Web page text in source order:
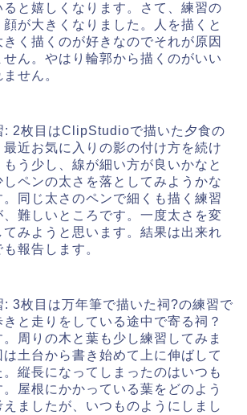
ると嬉しくなります。さて、練習の
が大きくなりました。人を描くと
きく描くのが好きなのでそれが原因
せん。やはり輪郭から描くのがいい
せん。
: 2枚目はClipStudioで描いた夕食の
最近お気に入りの影の付け方を続け
もう少し、線が細い方が良いかなと
しペンの太さを落としてみようかな
。同じ太さのペンで細くも描く練習
、難しいところです。一度太さを変
てみようと思います。結果は出来れ
報告します。
: 3枚目は万年筆で描いた祠?の練習で
と走りをしている途中で寄る祠？
周りの木と葉も少し練習してみま
は土台から書き始めて上に伸ばして
縦長になってしまったのはいつも
屋根にかかっている葉をどのよう
えましたが、いつものようにしまし